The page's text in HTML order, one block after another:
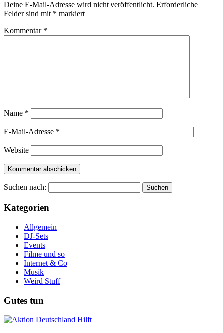
Deine E-Mail-Adresse wird nicht veröffentlicht. Erforderliche
Felder sind mit * markiert
Kommentar *
Name *
E-Mail-Adresse *
Website
Suchen nach:
Kategorien
Allgemein
DJ-Sets
Events
Filme und so
Internet & Co
Musik
Weird Stuff
Gutes tun